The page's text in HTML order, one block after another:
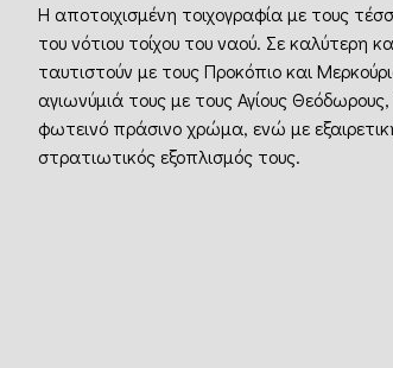
Η αποτοιχισμένη τοιχογραφία με τους
του νότιου τοίχου του ναού. Σε καλύτερη
ταυτιστούν με τους Προκόπιο και
αγιωνύμιά τους με τους Αγίους
φωτεινό πράσινο χρώμα, ενώ με
στρατιωτικός εξοπλισμός τους.